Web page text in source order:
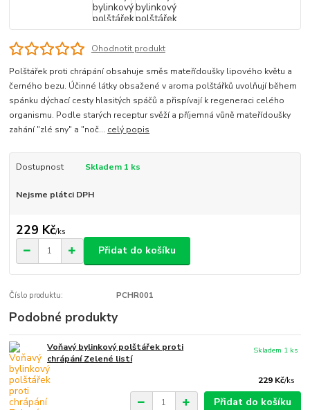
Ohodnotit produkt
Polštářek proti chrápání obsahuje směs mateřídoušky lipového květu a
černého bezu. Účinné látky obsažené v aroma polštářků uvolňují během
spánku dýchací cesty hlasitých spáčů a přispívají k regeneraci celého
organismu. Podle starých receptur svěží a příjemná vůně mateřídoušky
zahání "zlé sny" a "noč... celý popis
Dostupnost Skladem 1 ks
Nejsme plátci DPH
229 Kč/ks
Přidat do košíku
Číslo produktu: PCHR001
Podobné produkty
Voňavý bylinkový polštářek proti
chrápání Zelené listí
229 Kč/ks
Skladem 1 ks
Přidat do košíku